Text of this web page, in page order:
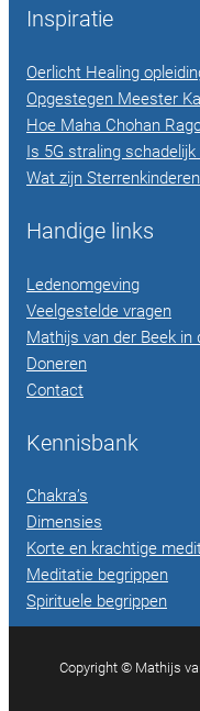
Inspiratie
Oerlicht Healing
Opgestegen Meester
Hoe Maha Chohan
Is 5G straling schadelijk
Wat zijn
Handige links
Ledenomgeving
Veelgestelde vragen
Mathijs van der Beek in
Doneren
Contact
Kennisbank
Chakra’s
Dimensies
Korte en krachtige
Meditatie begrippen
Spirituele begrippen
Copyright © Mathijs